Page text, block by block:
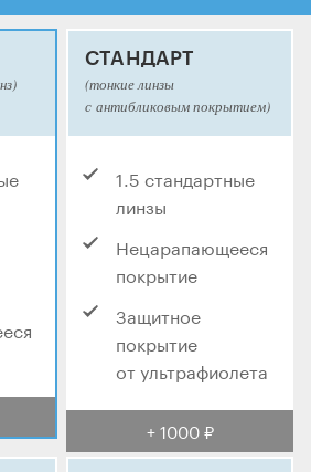
СТАНДАРТ
(тонкие линзы
с антибликовым покрытием)
1.5 стандартные
линзы
Нецарапающееся
покрытие
Защитное
покрытие
от ультрафиолета
+ 1000 ₽